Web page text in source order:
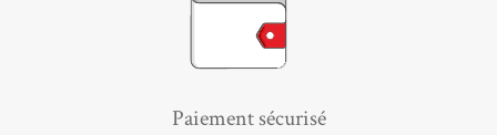
Paiement sécurisé